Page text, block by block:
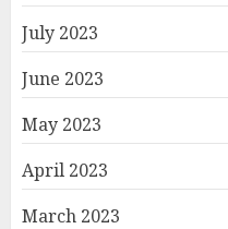
July 2023
June 2023
May 2023
April 2023
March 2023